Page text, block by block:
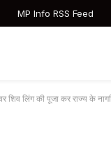
MP Info RSS Feed
शिव लिंग की पूजा कर राज्य के